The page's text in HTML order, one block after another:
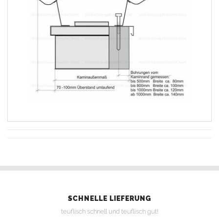
SCHNELLE LIEFERUNG
teuflisch schnell und teuflisch gut!